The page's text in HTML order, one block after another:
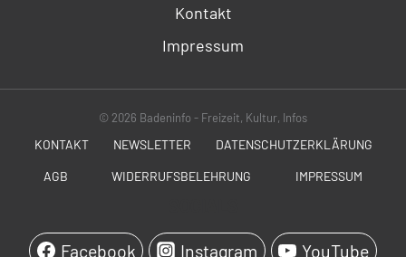
Kontakt
Impressum
© 2026 Badeninfo - Freizeit, Kultur, Infos
KONTAKT NEWSLETTER DATENSCHUTZERKLÄRUNG
AGB WIDERRUFSBELEHRUNG IMPRESSUM
Facebook Instagram YouTube